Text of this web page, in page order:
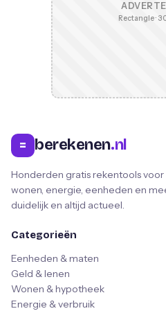
Rectangle ·
= berekenen.nl
Honderden gratis rekentools voor
wonen, energie, eenheden en
duidelijk en altijd actueel.
Categorieën
Eenheden & maten
Geld & lenen
Wonen & hypotheek
Energie & verbruik